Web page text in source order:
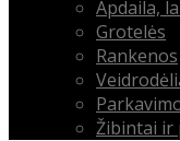
Apdaila,
Grotelės
Rankenos
Žibintai ir